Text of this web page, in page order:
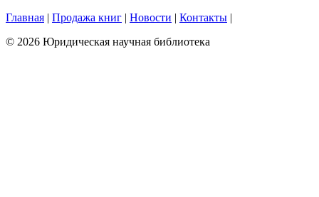
Главная | Продажа книг | Новости | Контакты |
© 2026 Юридическая научная библиотека